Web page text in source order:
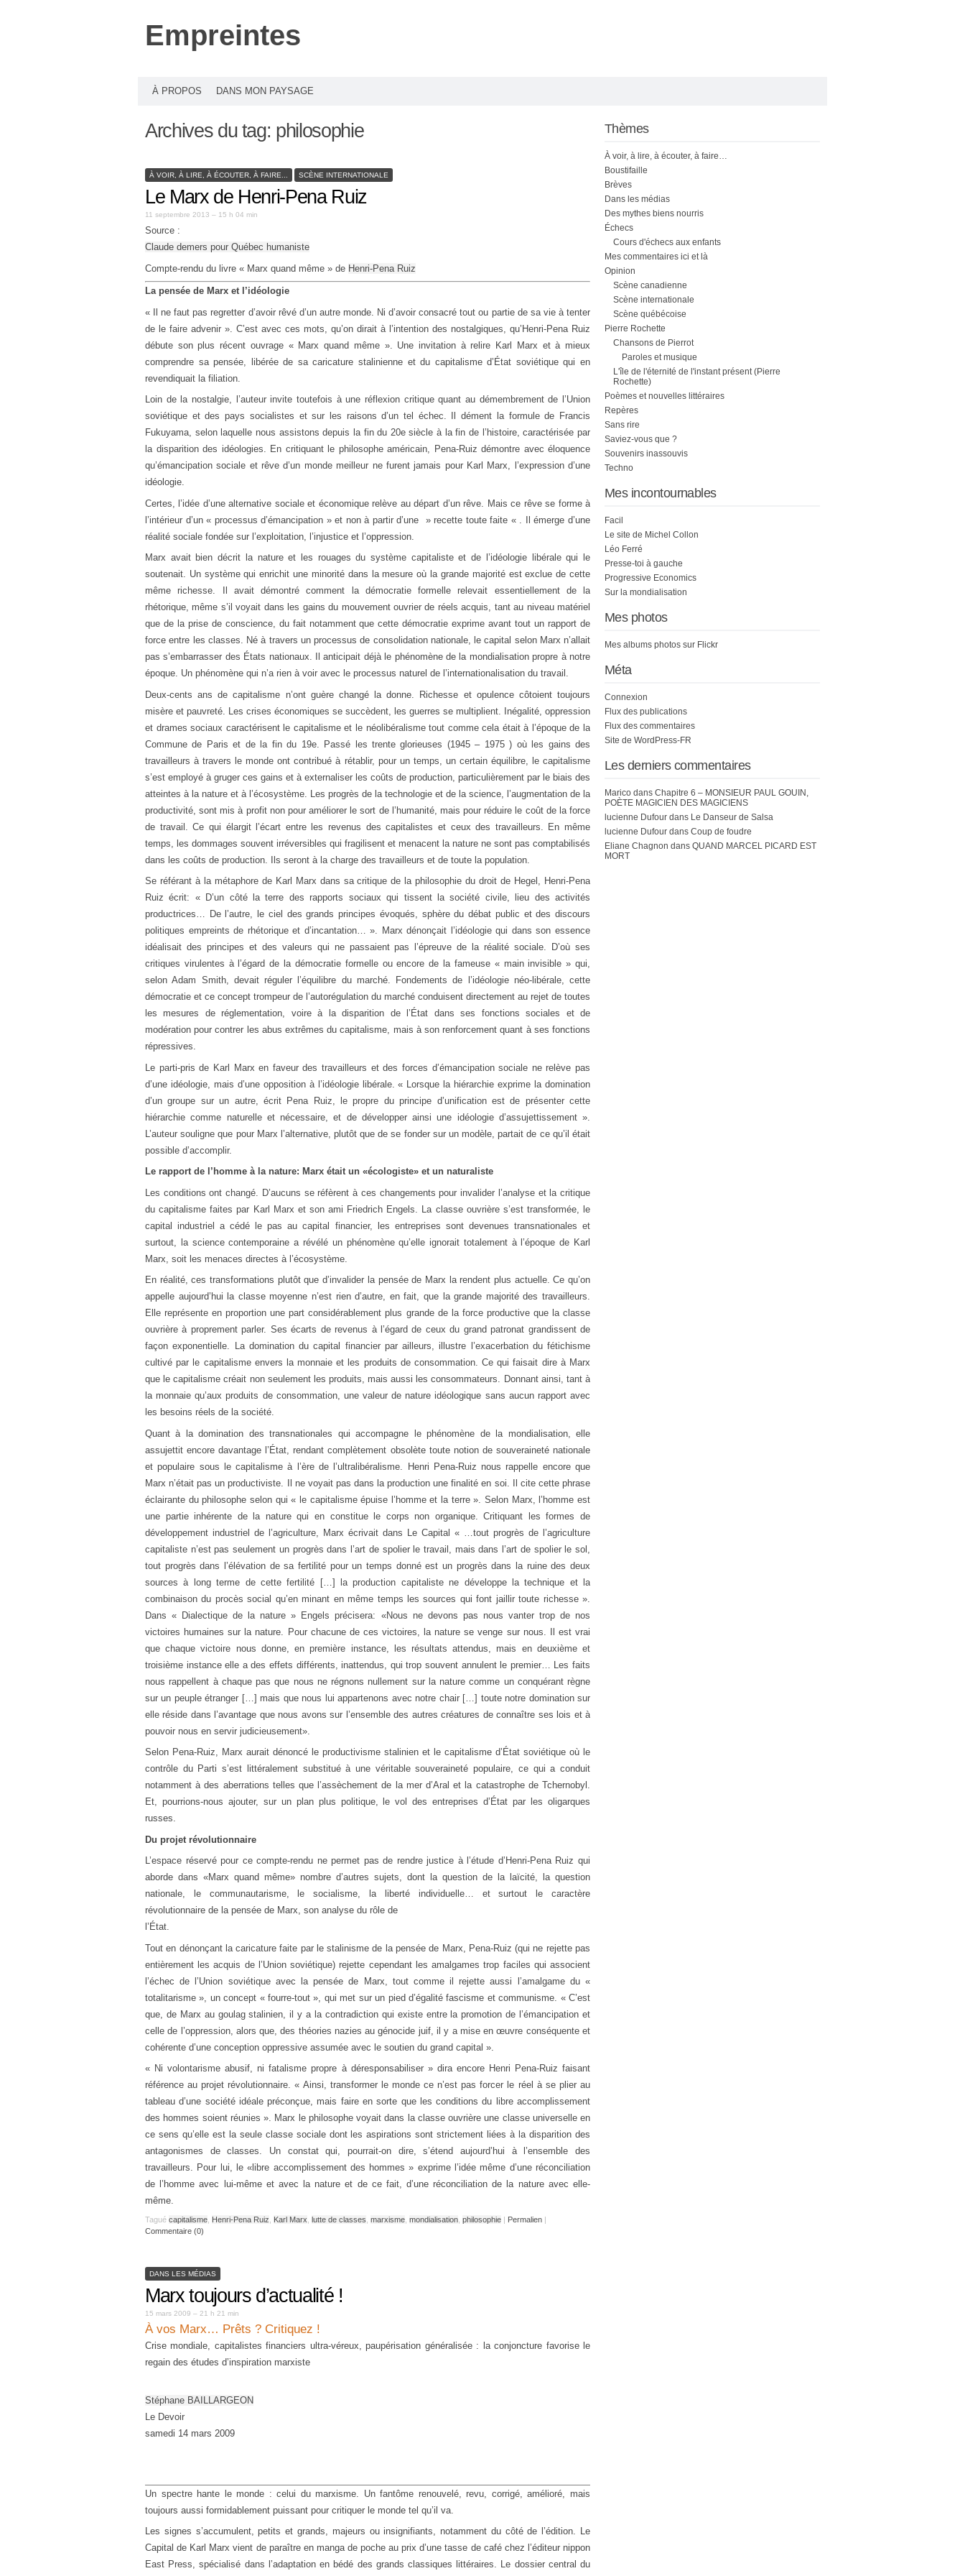
Empreintes
À PROPOS DANS MON PAYSAGE
Archives du tag: philosophie
À VOIR, À LIRE, À ÉCOUTER, À FAIRE... SCÈNE INTERNATIONALE
Le Marx de Henri-Pena Ruiz
11 septembre 2013 – 15 h 04 min
Source :
Claude demers pour Québec humaniste
Compte-rendu du livre « Marx quand même » de Henri-Pena Ruiz
La pensée de Marx et l’idéologie
« Il ne faut pas regretter d’avoir rêvé d’un autre monde. Ni d’avoir consacré tout ou partie de sa vie à tenter
de le faire advenir ». C’est avec ces mots, qu’on dirait à l’intention des nostalgiques, qu’Henri-Pena Ruiz
débute son plus récent ouvrage « Marx quand même ». Une invitation à relire Karl Marx et à mieux
comprendre sa pensée, libérée de sa caricature stalinienne et du capitalisme d’État soviétique qui en
revendiquait la filiation.
Loin de la nostalgie, l’auteur invite toutefois à une réflexion critique quant au démembrement de l’Union
soviétique et des pays socialistes et sur les raisons d’un tel échec. Il dément la formule de Francis
Fukuyama, selon laquelle nous assistons depuis la fin du 20e siècle à la fin de l’histoire, caractérisée par
la disparition des idéologies. En critiquant le philosophe américain, Pena-Ruiz démontre avec éloquence
qu’émancipation sociale et rêve d’un monde meilleur ne furent jamais pour Karl Marx, l’expression d’une
idéologie.
Certes, l’idée d’une alternative sociale et économique relève au départ d’un rêve. Mais ce rêve se forme à
l’intérieur d’un « processus d’émancipation » et non à partir d’une » recette toute faite « . Il émerge d’une
réalité sociale fondée sur l’exploitation, l’injustice et l’oppression.
Marx avait bien décrit la nature et les rouages du système capitaliste et de l’idéologie libérale qui le
soutenait. Un système qui enrichit une minorité dans la mesure où la grande majorité est exclue de cette
même richesse. Il avait démontré comment la démocratie formelle relevait essentiellement de la
rhétorique, même s’il voyait dans les gains du mouvement ouvrier de réels acquis, tant au niveau matériel
que de la prise de conscience, du fait notamment que cette démocratie exprime avant tout un rapport de
force entre les classes. Né à travers un processus de consolidation nationale, le capital selon Marx n’allait
pas s’embarrasser des États nationaux. Il anticipait déjà le phénomène de la mondialisation propre à notre
époque. Un phénomène qui n’a rien à voir avec le processus naturel de l’internationalisation du travail.
Deux-cents ans de capitalisme n’ont guère changé la donne. Richesse et opulence côtoient toujours
misère et pauvreté. Les crises économiques se succèdent, les guerres se multiplient. Inégalité, oppression
et drames sociaux caractérisent le capitalisme et le néolibéralisme tout comme cela était à l’époque de la
Commune de Paris et de la fin du 19e. Passé les trente glorieuses (1945 – 1975 ) où les gains des
travailleurs à travers le monde ont contribué à rétablir, pour un temps, un certain équilibre, le capitalisme
s’est employé à gruger ces gains et à externaliser les coûts de production, particulièrement par le biais des
atteintes à la nature et à l’écosystème. Les progrès de la technologie et de la science, l’augmentation de la
productivité, sont mis à profit non pour améliorer le sort de l’humanité, mais pour réduire le coût de la force
de travail. Ce qui élargit l’écart entre les revenus des capitalistes et ceux des travailleurs. En même
temps, les dommages souvent irréversibles qui fragilisent et menacent la nature ne sont pas comptabilisés
dans les coûts de production. Ils seront à la charge des travailleurs et de toute la population.
Se référant à la métaphore de Karl Marx dans sa critique de la philosophie du droit de Hegel, Henri-Pena
Ruiz écrit: « D’un côté la terre des rapports sociaux qui tissent la société civile, lieu des activités
productrices… De l’autre, le ciel des grands principes évoqués, sphère du débat public et des discours
politiques empreints de rhétorique et d’incantation… ». Marx dénonçait l’idéologie qui dans son essence
idéalisait des principes et des valeurs qui ne passaient pas l’épreuve de la réalité sociale. D’où ses
critiques virulentes à l’égard de la démocratie formelle ou encore de la fameuse « main invisible » qui,
selon Adam Smith, devait réguler l’équilibre du marché. Fondements de l’idéologie néo-libérale, cette
démocratie et ce concept trompeur de l’autorégulation du marché conduisent directement au rejet de toutes
les mesures de réglementation, voire à la disparition de l’État dans ses fonctions sociales et de
modération pour contrer les abus extrêmes du capitalisme, mais à son renforcement quant à ses fonctions
répressives.
Le parti-pris de Karl Marx en faveur des travailleurs et des forces d’émancipation sociale ne relève pas
d’une idéologie, mais d’une opposition à l’idéologie libérale. « Lorsque la hiérarchie exprime la domination
d’un groupe sur un autre, écrit Pena Ruiz, le propre du principe d’unification est de présenter cette
hiérarchie comme naturelle et nécessaire, et de développer ainsi une idéologie d’assujettissement ».
L’auteur souligne que pour Marx l’alternative, plutôt que de se fonder sur un modèle, partait de ce qu’il était
possible d’accomplir.
Le rapport de l’homme à la nature: Marx était un «écologiste» et un naturaliste
Les conditions ont changé. D’aucuns se réfèrent à ces changements pour invalider l’analyse et la critique
du capitalisme faites par Karl Marx et son ami Friedrich Engels. La classe ouvrière s’est transformée, le
capital industriel a cédé le pas au capital financier, les entreprises sont devenues transnationales et
surtout, la science contemporaine a révélé un phénomène qu’elle ignorait totalement à l’époque de Karl
Marx, soit les menaces directes à l’écosystème.
En réalité, ces transformations plutôt que d’invalider la pensée de Marx la rendent plus actuelle. Ce qu’on
appelle aujourd’hui la classe moyenne n’est rien d’autre, en fait, que la grande majorité des travailleurs.
Elle représente en proportion une part considérablement plus grande de la force productive que la classe
ouvrière à proprement parler. Ses écarts de revenus à l’égard de ceux du grand patronat grandissent de
façon exponentielle. La domination du capital financier par ailleurs, illustre l’exacerbation du fétichisme
cultivé par le capitalisme envers la monnaie et les produits de consommation. Ce qui faisait dire à Marx
que le capitalisme créait non seulement les produits, mais aussi les consommateurs. Donnant ainsi, tant à
la monnaie qu’aux produits de consommation, une valeur de nature idéologique sans aucun rapport avec
les besoins réels de la société.
Quant à la domination des transnationales qui accompagne le phénomène de la mondialisation, elle
assujettit encore davantage l’État, rendant complètement obsolète toute notion de souveraineté nationale
et populaire sous le capitalisme à l’ère de l’ultralibéralisme. Henri Pena-Ruiz nous rappelle encore que
Marx n’était pas un productiviste. Il ne voyait pas dans la production une finalité en soi. Il cite cette phrase
éclairante du philosophe selon qui « le capitalisme épuise l’homme et la terre ». Selon Marx, l’homme est
une partie inhérente de la nature qui en constitue le corps non organique. Critiquant les formes de
développement industriel de l’agriculture, Marx écrivait dans Le Capital « …tout progrès de l’agriculture
capitaliste n’est pas seulement un progrès dans l’art de spolier le travail, mais dans l’art de spolier le sol,
tout progrès dans l’élévation de sa fertilité pour un temps donné est un progrès dans la ruine des deux
sources à long terme de cette fertilité […] la production capitaliste ne développe la technique et la
combinaison du procès social qu’en minant en même temps les sources qui font jaillir toute richesse ».
Dans « Dialectique de la nature » Engels précisera: «Nous ne devons pas nous vanter trop de nos
victoires humaines sur la nature. Pour chacune de ces victoires, la nature se venge sur nous. Il est vrai
que chaque victoire nous donne, en première instance, les résultats attendus, mais en deuxième et
troisième instance elle a des effets différents, inattendus, qui trop souvent annulent le premier… Les faits
nous rappellent à chaque pas que nous ne régnons nullement sur la nature comme un conquérant règne
sur un peuple étranger […] mais que nous lui appartenons avec notre chair […] toute notre domination sur
elle réside dans l’avantage que nous avons sur l’ensemble des autres créatures de connaître ses lois et à
pouvoir nous en servir judicieusement».
Selon Pena-Ruiz, Marx aurait dénoncé le productivisme stalinien et le capitalisme d’État soviétique où le
contrôle du Parti s’est littéralement substitué à une véritable souveraineté populaire, ce qui a conduit
notamment à des aberrations telles que l’assèchement de la mer d’Aral et la catastrophe de Tchernobyl.
Et, pourrions-nous ajouter, sur un plan plus politique, le vol des entreprises d’État par les oligarques
russes.
Du projet révolutionnaire
L’espace réservé pour ce compte-rendu ne permet pas de rendre justice à l’étude d’Henri-Pena Ruiz qui
aborde dans «Marx quand même» nombre d’autres sujets, dont la question de la laïcité, la question
nationale, le communautarisme, le socialisme, la liberté individuelle… et surtout le caractère
révolutionnaire de la pensée de Marx, son analyse du rôle de
l’État.
Tout en dénonçant la caricature faite par le stalinisme de la pensée de Marx, Pena-Ruiz (qui ne rejette pas
entièrement les acquis de l’Union soviétique) rejette cependant les amalgames trop faciles qui associent
l’échec de l’Union soviétique avec la pensée de Marx, tout comme il rejette aussi l’amalgame du «
totalitarisme », un concept « fourre-tout », qui met sur un pied d’égalité fascisme et communisme. « C’est
que, de Marx au goulag stalinien, il y a la contradiction qui existe entre la promotion de l’émancipation et
celle de l’oppression, alors que, des théories nazies au génocide juif, il y a mise en œuvre conséquente et
cohérente d’une conception oppressive assumée avec le soutien du grand capital ».
« Ni volontarisme abusif, ni fatalisme propre à déresponsabiliser » dira encore Henri Pena-Ruiz faisant
référence au projet révolutionnaire. « Ainsi, transformer le monde ce n’est pas forcer le réel à se plier au
tableau d’une société idéale préconçue, mais faire en sorte que les conditions du libre accomplissement
des hommes soient réunies ». Marx le philosophe voyait dans la classe ouvrière une classe universelle en
ce sens qu’elle est la seule classe sociale dont les aspirations sont strictement liées à la disparition des
antagonismes de classes. Un constat qui, pourrait-on dire, s’étend aujourd’hui à l’ensemble des
travailleurs. Pour lui, le «libre accomplissement des hommes » exprime l’idée même d’une réconciliation
de l’homme avec lui-même et avec la nature et de ce fait, d’une réconciliation de la nature avec elle-
même.
Tagué capitalisme Henri-Pena Ruiz Karl Marx lutte de classes marxisme mondialisation philosophie | Permalien |
Commentaire (0)
DANS LES MÉDIAS
Marx toujours d’actualité !
15 mars 2009 – 21 h 21 min
À vos Marx… Prêts ? Critiquez !
Crise mondiale, capitalistes financiers ultra-véreux, paupérisation généralisée : la conjoncture favorise le
regain des études d’inspiration marxiste
Stéphane BAILLARGEON
Le Devoir
samedi 14 mars 2009
Un spectre hante le monde : celui du marxisme. Un fantôme renouvelé, revu, corrigé, amélioré, mais
toujours aussi formidablement puissant pour critiquer le monde tel qu’il va.
Les signes s’accumulent, petits et grands, majeurs ou insignifiants, notamment du côté de l’édition. Le
Capital de Karl Marx vient de paraître en manga de poche au prix d’une tasse de café chez l’éditeur nippon
East Press, spécialisé dans l’adaptation en bédé des grands classiques littéraires. Le dossier central du
Thèmes
À voir, à lire, à écouter, à faire…
Boustifaille
Brèves
Dans les médias
Des mythes biens nourris
Échecs
Cours d'échecs aux enfants
Mes commentaires ici et là
Opinion
Scène canadienne
Scène internationale
Scène québécoise
Pierre Rochette
Chansons de Pierrot
Paroles et musique
L'île de l'éternité de l'instant présent (Pierre
Rochette)
Poèmes et nouvelles littéraires
Repères
Sans rire
Saviez-vous que ?
Souvenirs inassouvis
Techno
Mes incontournables
Facil
Le site de Michel Collon
Léo Ferré
Presse-toi à gauche
Progressive Economics
Sur la mondialisation
Mes photos
Mes albums photos sur Flickr
Méta
Connexion
Flux des publications
Flux des commentaires
Site de WordPress-FR
Les derniers commentaires
Marico dans Chapitre 6 – MONSIEUR PAUL GOUIN,
POÈTE MAGICIEN DES MAGICIENS
lucienne Dufour dans Le Danseur de Salsa
lucienne Dufour dans Coup de foudre
Eliane Chagnon dans QUAND MARCEL PICARD EST
MORT